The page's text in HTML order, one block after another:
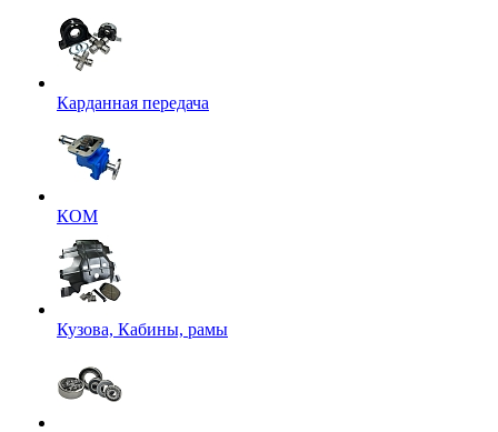
Карданная передача
КОМ
Кузова, Кабины, рамы